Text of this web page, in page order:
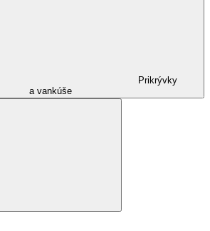
Prikrývky
a vankúše